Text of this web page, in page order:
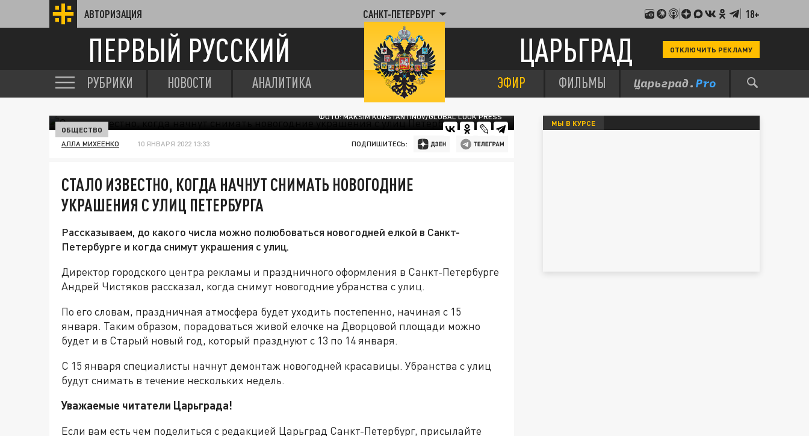
АВТОРИЗАЦИЯ САНКТ-ПЕТЕРБУРГ 18+
ПЕРВЫЙ РУССКИЙ ЦАРЬГРАД ОТКЛЮЧИТЬ РЕКЛАМУ
РУБРИКИ НОВОСТИ АНАЛИТИКА ЭФИР ФИЛЬМЫ
ФОТО: MAKSIM KONSTANTINOV/GLOBAL LOOK PRESS
ОБЩЕСТВО
АЛЛА МИХЕЕНКО 10 ЯНВАРЯ 2022 13:33 ПОДПИШИТЕСЬ:
СТАЛО ИЗВЕСТНО, КОГДА НАЧНУТ СНИМАТЬ НОВОГОДНИЕ
УКРАШЕНИЯ С УЛИЦ ПЕТЕРБУРГА
Рассказываем, до какого числа можно полюбоваться новогодней елкой в Санкт-
Петербурге и когда снимут украшения с улиц.
Директор городского центра рекламы и праздничного оформления в Санкт-Петербурге
Андрей Чистяков рассказал, когда снимут новогодние убранства с улиц.
По его словам, праздничная атмосфера будет уходить постепенно, начиная с 15
января. Таким образом, порадоваться живой елочке на Дворцовой площади можно
будет и в Старый новый год, который празднуют с 13 по 14 января.
С 15 января специалисты начнут демонтаж новогодней красавицы. Убранства с улиц
будут снимать в течение нескольких недель.
Уважаемые читатели Царьграда!
Если вам есть чем поделиться с редакцией Царьград Санкт-Петербург, присылайте
МЫ В КУРСЕ